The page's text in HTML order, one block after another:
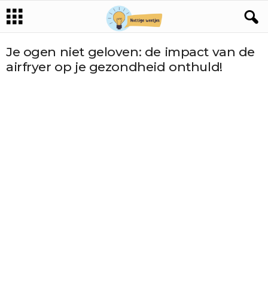
Je ogen niet geloven: de impact van de
airfryer op je gezondheid onthuld!